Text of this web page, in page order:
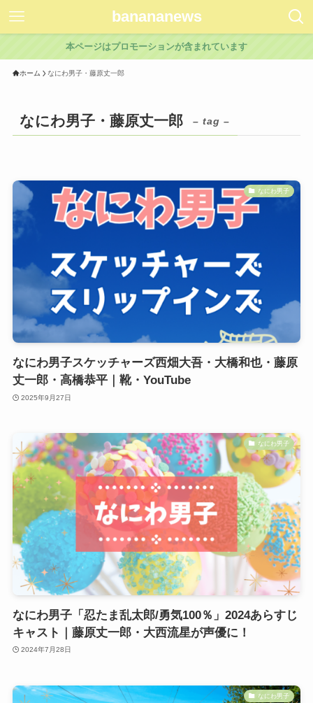
banananews
本ページはプロモーションが含まれています
ホーム なにわ男子・藤原丈一郎
なにわ男子・藤原丈一郎 – tag –
なにわ男子
なにわ男子スケッチャーズ西畑大吾・大橋和也・藤原
丈一郎・高橋恭平｜靴・YouTube
2025年9月27日
なにわ男子
なにわ男子「忍たま乱太郎/勇気100％」2024あらすじ
キャスト｜藤原丈一郎・大西流星が声優に！
2024年7月28日
なにわ男子